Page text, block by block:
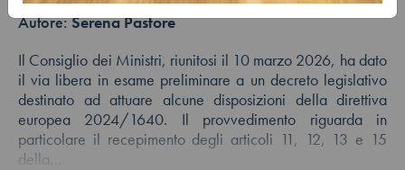
Autore:Serena Pastore
Il Consiglio dei Ministri, riunitosi il 10 marzo 2026, ha dato
il via libera in esame preliminare a un decreto legislativo
destinato ad attuare alcune disposizioni della direttiva
europea 2024/1640. Il provvedimento riguarda in
particolare il recepimento degli articoli 11, 12, 13 e 15
della…